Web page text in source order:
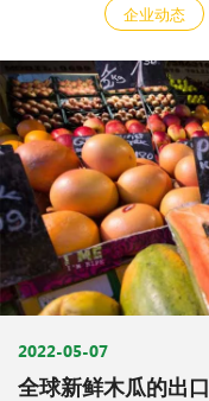
企业动态
2022-05-07
全球新鲜木瓜的出